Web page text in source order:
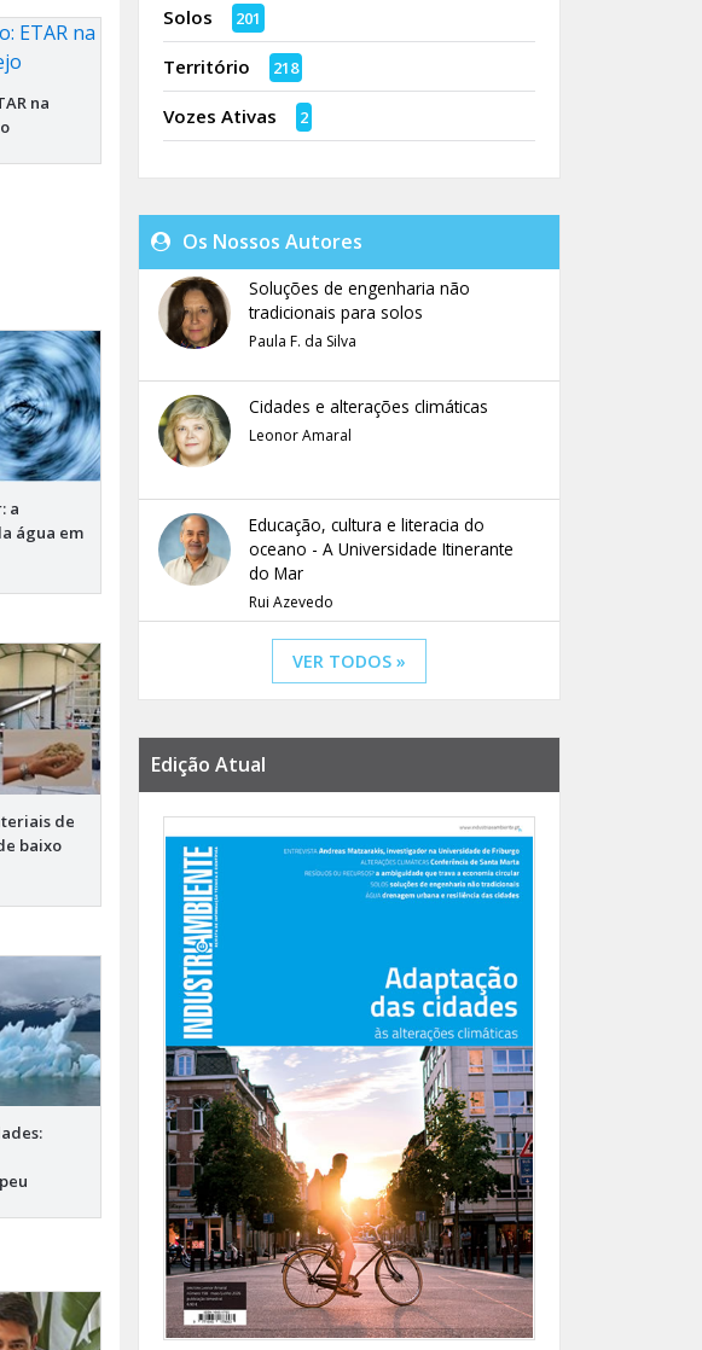
na
a
água em
de
baixo
Solos 201
Território 218
Vozes Ativas 2
Os Nossos Autores
Soluções de engenharia não
tradicionais para solos
Paula F. da Silva
Cidades e alterações climáticas
Leonor Amaral
Educação, cultura e literacia do
oceano - A Universidade Itinerante
do Mar
Rui Azevedo
VER TODOS »
Edição Atual